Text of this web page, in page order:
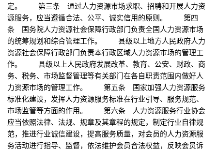
定。 第三条 通过人力资源市场求职、招聘和开展人力资
源服务，应当遵循合法、公平、诚实信用的原则。 第四
条 国务院人力资源社会保障行政部门负责全国人力资源市场
的统筹规划和综合管理工作。 县级以上地方人民政府人力
资源社会保障行政部门负责本行政区域人力资源市场的管理工
作。 县级以上人民政府发展改革、教育、公安、财政、商
务、税务、市场监督管理等有关部门在各自职责范围内做好人
力资源市场的管理工作。 第五条 国家加强人力资源服务
标准化建设，发挥人力资源服务标准在行业引导、服务规范、
市场监管等方面的作用。 第六条 人力资源服务行业协会
应当依照法律、法规、规章及其章程的规定，制定行业自律规
范，推进行业诚信建设，提高服务质量，对会员的人力资源服
务活动进行指导、监督，依法维护会员合法权益，反映会员诉